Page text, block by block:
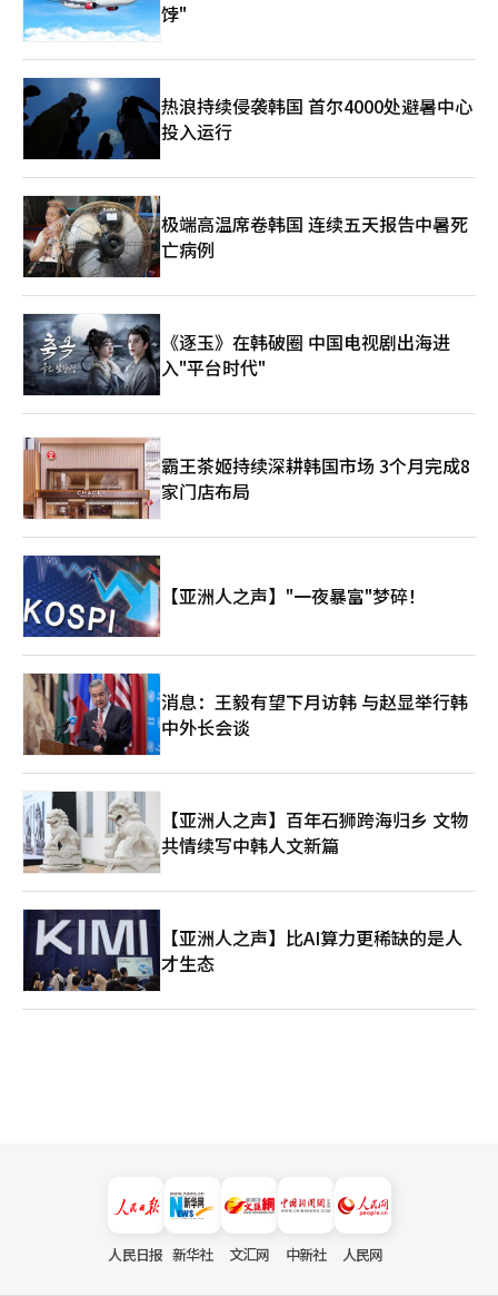
多变数，难以解读为结构性稳定恢复。外国资金流动也基于地缘政
治风险缓解的短期预期，需考虑波动可能性。市场目前对“最坏情
况可以避免”的可能性做出反应，能否转化为可持续的协议和秩序
能否将中东不安从短期期待转变为更稳定的国际秩序恢复。 ※ 本
报道经人工智能（AI）系统翻译与编辑。
饽"
热浪持续侵袭韩国 首尔4000处避暑中心
投入运行
极端高温席卷韩国 连续五天报告中暑死
亡病例
《逐玉》在韩破圈 中国电视剧出海进
入"平台时代"
霸王茶姬持续深耕韩国市场 3个月完成8
家门店布局
【亚洲人之声】"一夜暴富"梦碎！
消息：王毅有望下月访韩 与赵显举行韩
中外长会谈
【亚洲人之声】百年石狮跨海归乡 文物
共情续写中韩人文新篇
【亚洲人之声】比AI算力更稀缺的是人
才生态
人民日报 新华社 文汇网 中新社 人民网